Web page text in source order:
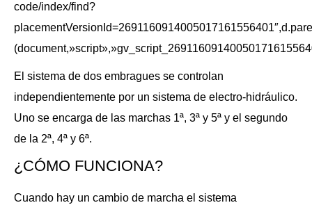
code/index/find?
El sistema de dos embragues se controlan
independientemente por un sistema de electro-hidráulico.
Uno se encarga de las marchas 1ª, 3ª y 5ª y el segundo
de la 2ª, 4ª y 6ª.
¿CÓMO FUNCIONA?
Cuando hay un cambio de marcha el sistema